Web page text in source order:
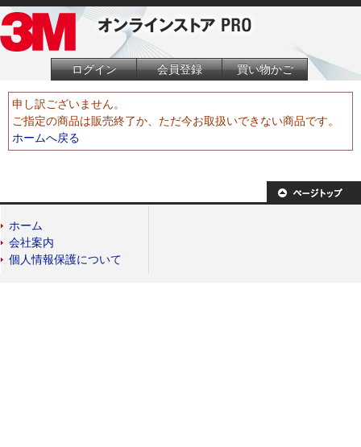
ログイン 会員登録 買い物かご
申し訳ございません。
ご指定の商品は販売終了か、ただ今お取扱いできない商品です。
ホームへ戻る
ホーム
会社案内
個人情報保護について